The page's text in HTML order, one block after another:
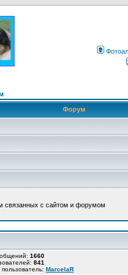
Форум
связанных с сайтом и форумом
1660
841
MarcelaR